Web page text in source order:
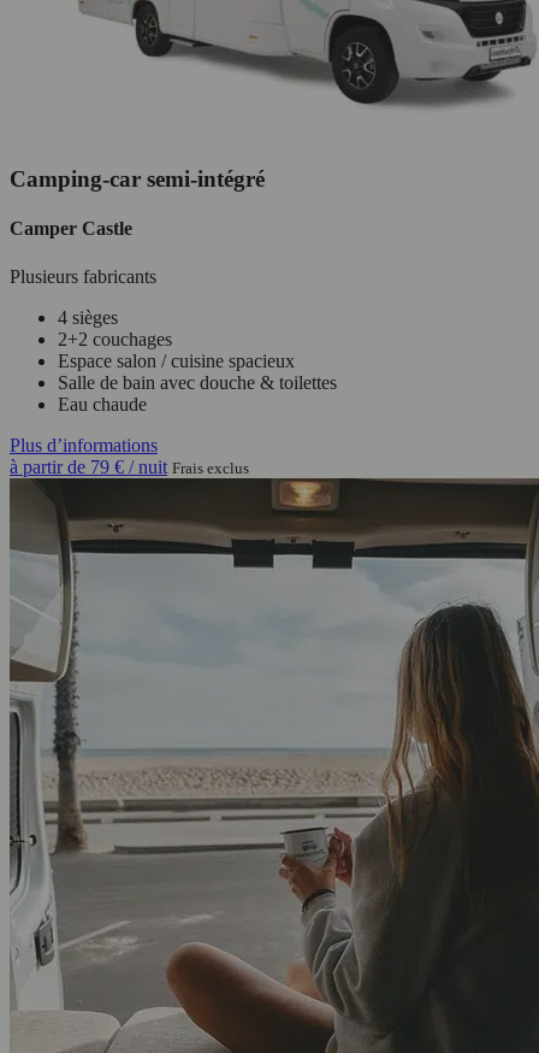
Camping-car semi-intégré
Camper Castle
Plusieurs fabricants
4 sièges
2+2 couchages
Espace salon / cuisine spacieux
Salle de bain avec douche & toilettes
Eau chaude
Plus d’informations
à partir de 79 € / nuit Frais exclus